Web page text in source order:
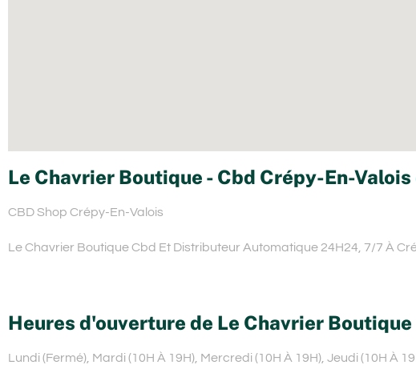
Le Chavrier Boutique - Cbd Crépy-En-
CBD Shop Crépy-En-Valois
Le Chavrier Boutique Cbd Et Distributeur Automatique 24H24, 7/7 À
Heures d'ouverture de Le Chavrier Boutique
Lundi (Fermé), Mardi (10H À 19H), Mercredi (10H À 19H), Jeudi (10H À